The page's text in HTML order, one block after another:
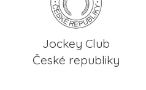
Jockey Club
České republiky